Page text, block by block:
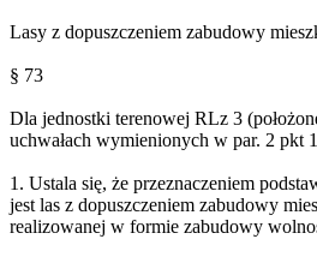
Lasy z dopuszczeniem zabudowy
§ 73
Dla jednostki terenowej RLz 3
uchwałach wymienionych w par. 2 pkt
1. Ustala się, że przeznaczeniem
jest las z dopuszczeniem zabudowy
realizowanej w formie zabudowy